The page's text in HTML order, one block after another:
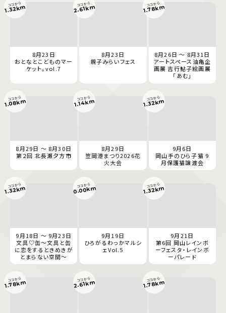
8月23日
おとなとこどものマー
ケット。vol.7
ココから
1.32km
8月23日
親子みらいフェス
ココから
2.61km
8月26日 ～ 8月31日
アートスペース油亀企
画展 吉行鮎子絵画展
「あむ」
ココから
1.78km
8月29日 ～ 8月30日
第２回 北長瀬夕方市
ココから
1.08km
8月29日
笠岡港まつり2026花
火大会
ココから
1.14km
9月6日
岡山手のひら子猫 9
月保護猫譲渡会
ココから
1.32km
9月18日 ～ 9月23日
文具♡缶～文具と缶
に恋をするときめきが
とまらない空間～
ココから
1.32km
9月19日
ひろがるわっかマルシ
ェVol.5
ココから
0.00km
9月21日
第6回 岡山レインボ
ーフェスタ・レインボ
ーパレード
ココから
1.32km
ココから
1.78km ココから
2.61km ココから
1.78km